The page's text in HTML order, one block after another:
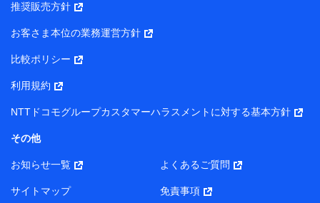
所・代表者名】
り）
株式会社NTTドコモ・フィナンシャルグループ 代表取締役
社長 廣井 孝史
東京都中央区日本橋人形町2-14-10 アーバンネット日本橋
株式会社ドコモ・インシュアランス 代表取締役社長 吉
村 忠義
推奨販売方針
お客さま本位の業務運営方針
比較ポリシー
利用規約
NTTドコモグループカスタマーハラスメントに対する基本方針
その他
お知らせ一覧 よくあるご質問
サイトマップ 免責事項